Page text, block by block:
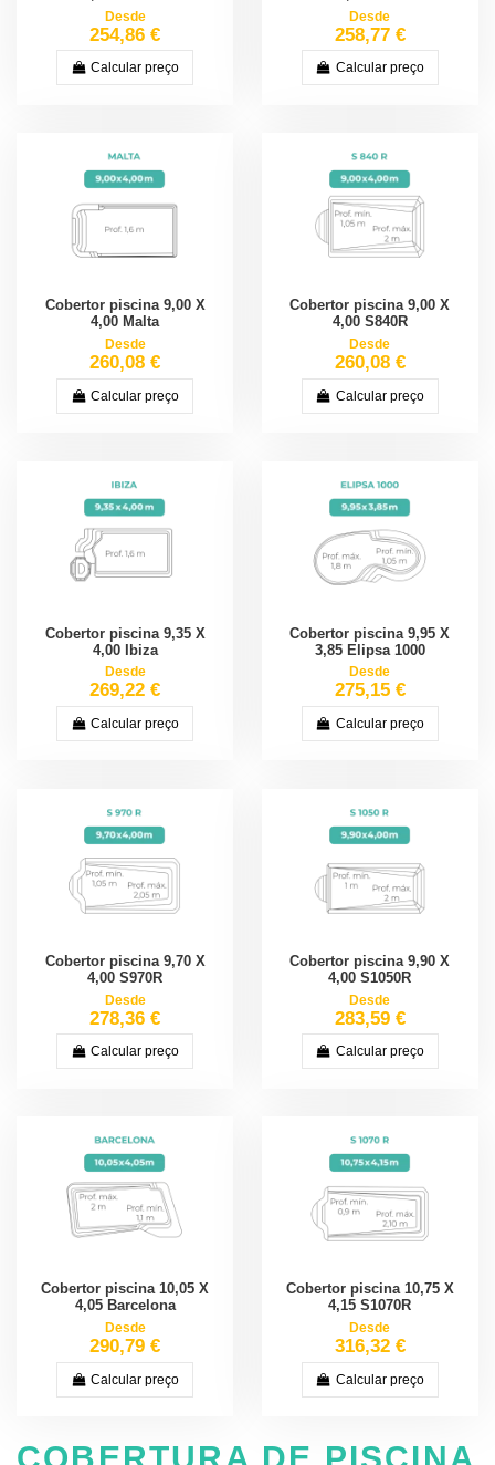
Desde
254,86 €
Calcular preço
Desde
258,77 €
Calcular preço
Cobertor piscina 9,00 X
4,00 Malta
Desde
260,08 €
Calcular preço
Cobertor piscina 9,00 X
4,00 S840R
Desde
260,08 €
Calcular preço
Cobertor piscina 9,35 X
4,00 Ibiza
Desde
269,22 €
Calcular preço
Cobertor piscina 9,95 X
3,85 Elipsa 1000
Desde
275,15 €
Calcular preço
Cobertor piscina 9,70 X
4,00 S970R
Desde
278,36 €
Calcular preço
Cobertor piscina 9,90 X
4,00 S1050R
Desde
283,59 €
Calcular preço
Cobertor piscina 10,05 X
4,05 Barcelona
Desde
290,79 €
Calcular preço
Cobertor piscina 10,75 X
4,15 S1070R
Desde
316,32 €
Calcular preço